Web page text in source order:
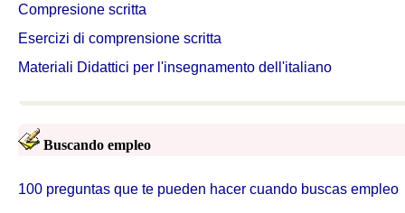
Compresione scritta
Esercizi di comprensione scritta
Materiali Didattici per l'insegnamento dell'italiano
Buscando empleo
100 preguntas que te pueden hacer cuando buscas empleo